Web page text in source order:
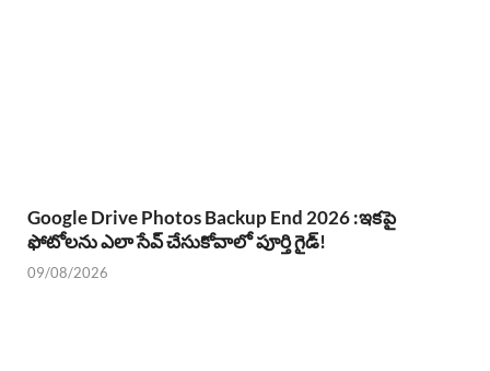
Google Drive Photos Backup End 2026 :ఇకపై
ఫోటోలను ఎలా సేవ్ చేసుకోవాలో పూర్తి గైడ్!
09/08/2026